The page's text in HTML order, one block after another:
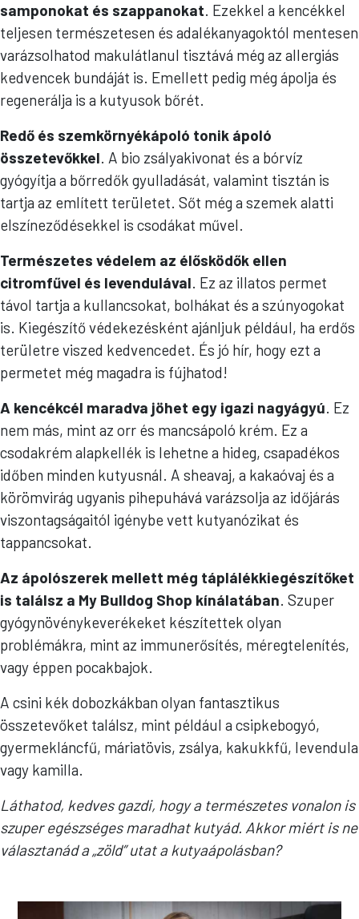
samponokat és szappanokat. Ezekkel a kencékkel
teljesen természetesen és adalékanyagoktól mentesen
varázsolhatod makulátlanul tisztává még az allergiás
kedvencek bundáját is. Emellett pedig még ápolja és
regenerálja is a kutyusok bőrét.
Redő és szemkörnyékápoló tonik ápoló
összetevőkkel. A bio zsályakivonat és a bórvíz
gyógyítja a bőrredők gyulladását, valamint tisztán is
tartja az említett területet. Sőt még a szemek alatti
elszíneződésekkel is csodákat művel.
Természetes védelem az élősködők ellen
citromfűvel és levendulával. Ez az illatos permet
távol tartja a kullancsokat, bolhákat és a szúnyogokat
is. Kiegészítő védekezésként ajánljuk például, ha erdős
területre viszed kedvencedet. És jó hír, hogy ezt a
permetet még magadra is fújhatod!
A kencékcél maradva jöhet egy igazi nagyágyú. Ez
nem más, mint az orr és mancsápoló krém. Ez a
csodakrém alapkellék is lehetne a hideg, csapadékos
időben minden kutyusnál. A sheavaj, a kakaóvaj és a
körömvirág ugyanis pihepuhává varázsolja az időjárás
viszontagságaitól igénybe vett kutyanózikat és
tappancsokat.
Az ápolószerek mellett még táplálékkiegészítőket
is találsz a My Bulldog Shop kínálatában. Szuper
gyógynövénykeverékeket készítettek olyan
problémákra, mint az immunerősítés, méregtelenítés,
vagy éppen pocakbajok.
A csini kék dobozkákban olyan fantasztikus
összetevőket találsz, mint például a csipkebogyó,
gyermekláncfű, máriatövis, zsálya, kakukkfű, levendula
vagy kamilla.
Láthatod, kedves gazdi, hogy a természetes vonalon is
szuper egészséges maradhat kutyád. Akkor miért is ne
választanád a „zöld” utat a kutyaápolásban?